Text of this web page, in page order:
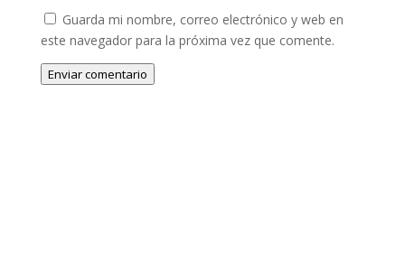
Guarda mi nombre, correo electrónico y web en
este navegador para la próxima vez que comente.
Enviar comentario